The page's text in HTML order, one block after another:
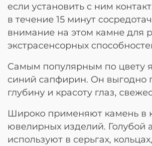
если установить с ним
в течение 15 минут
внимание на этом камне для
экстрасенсорных
Самым популярным по цвету
синий сапфирин. Он выгодно
глубину и красоту глаз,
Широко применяют камень в
ювелирных изделий. Голубой
используют в серьгах,